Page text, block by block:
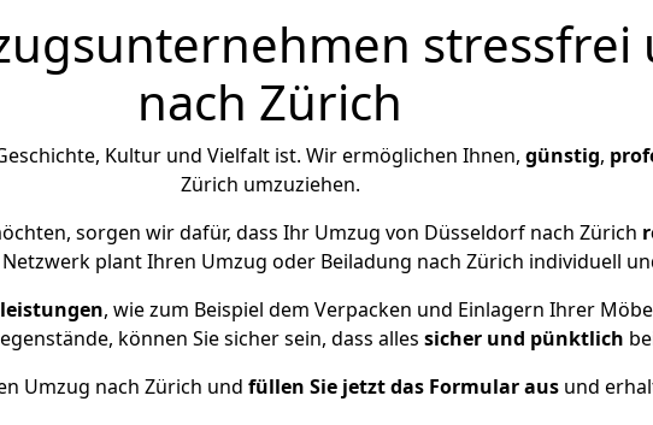
stressfrei
nach Zürich
Kultur und Vielfalt ist. Wir ermöglichen Ihnen, günstig,
Zürich umzuziehen.
sorgen wir dafür, dass Ihr Umzug von Düsseldorf nach Zürich
plant Ihren Umzug oder Beiladung nach Zürich individuell
, wie zum Beispiel dem Verpacken und Einlagern Ihrer
können Sie sicher sein, dass alles sicher und pünktlich
Umzug nach Zürich und füllen Sie jetzt das Formular aus und